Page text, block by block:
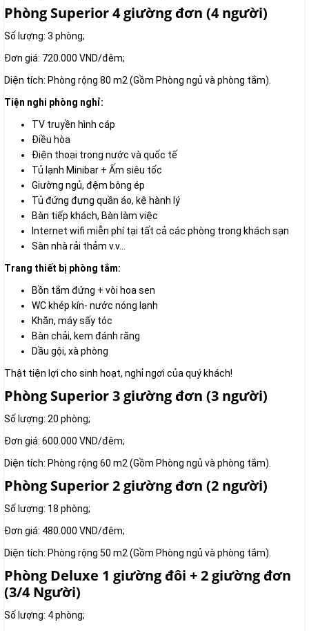
Phòng Superior 4 giường đơn (4 người)
Số lượng: 3 phòng;
Đơn giá: 720.000 VND/đêm;
Diện tích: Phòng rộng 80 m2 (Gồm Phòng ngủ và phòng tắm).
Tiện nghi phòng nghỉ:
TV truyền hình cáp
Điều hòa
Điện thoại trong nước và quốc tế
Tủ lạnh Minibar + Ấm siêu tốc
Giường ngủ, đệm bông ép
Tủ đứng đựng quần áo, kệ hành lý
Bàn tiếp khách, Bàn làm việc
Internet wifi miễn phí tại tất cả các phòng trong khách sạn
Sàn nhà rải thảm v.v...
Trang thiết bị phòng tắm:
Bồn tắm đứng + vòi hoa sen
WC khép kín- nước nóng lạnh
Khăn, máy sấy tóc
Bàn chải, kem đánh răng
Dầu gội, xà phòng
Thật tiện lợi cho sinh hoạt, nghỉ ngơi của quý khách!
Phòng Superior 3 giường đơn (3 người)
Số lượng: 20 phòng;
Đơn giá: 600.000 VND/đêm;
Diện tích: Phòng rộng 60 m2 (Gồm Phòng ngủ và phòng tắm).
Phòng Superior 2 giường đơn (2 người)
Số lượng: 18 phòng;
Đơn giá: 480.000 VND/đêm;
Diện tích: Phòng rộng 50 m2 (Gồm Phòng ngủ và phòng tắm).
Phòng Deluxe 1 giường đôi + 2 giường đơn
(3/4 Người)
Số lượng: 4 phòng;